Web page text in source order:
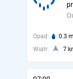
Opad: 0.3
Wiatr:
7